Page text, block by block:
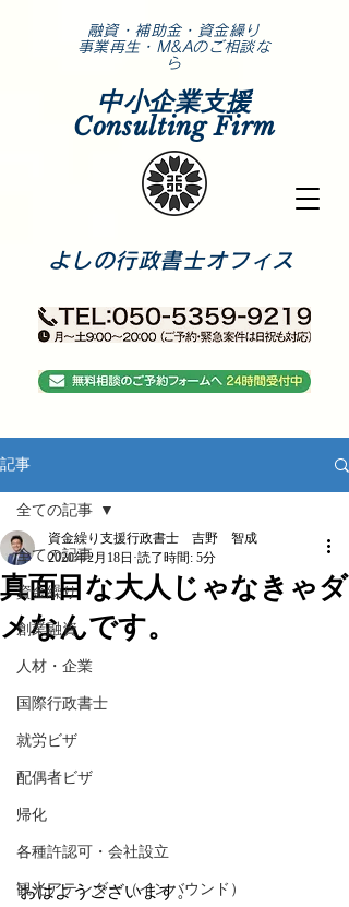
​融資・補助金・資金繰り
事業再生・M&Aのご相談な
ら
中小企業支援
Consulting Firm
​よしの行政書士オフィス
記事
全ての記事
資金繰り
創業融資
人材・企業
国際行政書士
就労ビザ
配偶者ビザ
帰化
各種許認可・会社設立
観光アテンダー（インバウンド）
全ての記事
真面目な大人じゃなきゃダ
メなんです。
資金繰り支援行政書士 吉野 智成
2020年2月18日 読了時間: 5分
おはようございます。